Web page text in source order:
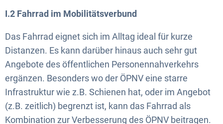
I.2 Fahrrad im Mobilitätsverbund
Das Fahrrad eignet sich im Alltag ideal für kurze
Distanzen. Es kann darüber hinaus auch sehr gut
Angebote des öffentlichen Personennahverkehrs
ergänzen. Besonders wo der ÖPNV eine starre
Infrastruktur wie z.B. Schienen hat, oder im Angebot
(z.B. zeitlich) begrenzt ist, kann das Fahrrad als
Kombination zur Verbesserung des ÖPNV beitragen.